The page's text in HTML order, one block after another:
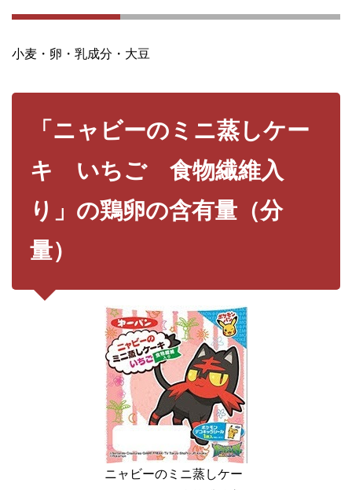
小麦・卵・乳成分・大豆
「ニャビーのミニ蒸しケー
キ いちご 食物繊維入
り」の鶏卵の含有量（分
量）
ニャビーのミニ蒸しケー